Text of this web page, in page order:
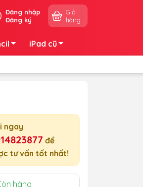
Đăng nhập
Đăng ký
Giỏ
hàng
iPad cũ
ngay
để
tư vấn tốt nhất!
hàng